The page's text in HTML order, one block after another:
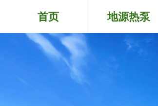
首页 地源热泵